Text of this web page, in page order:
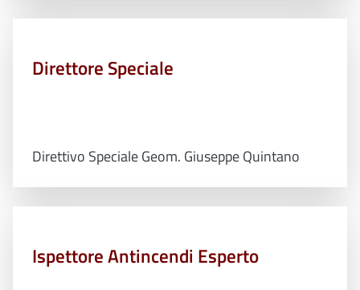
Direttore Speciale
Direttivo Speciale Geom. Giuseppe Quintano
Ispettore Antincendi Esperto